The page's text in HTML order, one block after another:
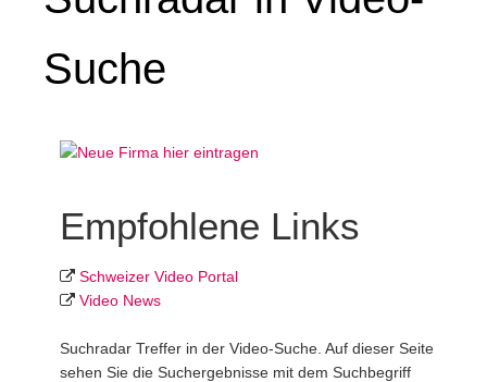
Suche
Empfohlene Links
Schweizer Video Portal
Video News
Suchradar Treffer in der Video-Suche. Auf dieser Seite
sehen Sie die Suchergebnisse mit dem Suchbegriff